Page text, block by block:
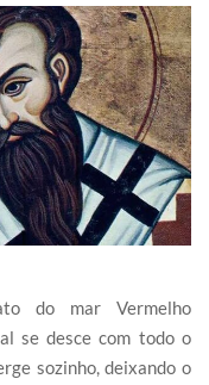
do mar Vermelho
se desce com todo o
sozinho, deixando o